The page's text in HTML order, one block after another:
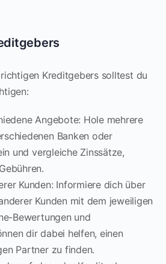
Kreditgebers solltest du
Angebote: Hole mehrere
Banken oder
und vergleiche Zinssätze,
Kunden: Informiere dich über
Kunden mit dem jeweiligen
Bewertungen und
dir dabei helfen, einen
Partner zu finden.